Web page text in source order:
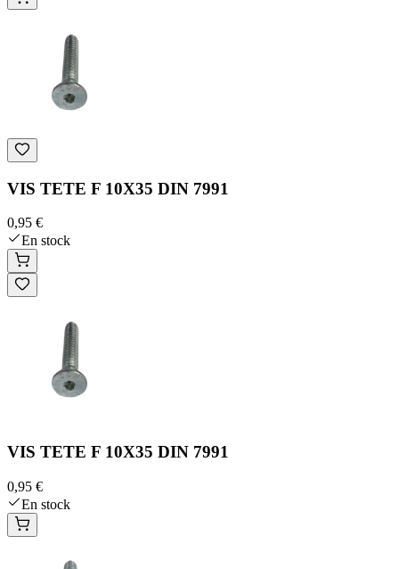
VIS TETE F 10X35 DIN 7991
0,95 €
En stock
VIS TETE F 10X35 DIN 7991
0,95 €
En stock